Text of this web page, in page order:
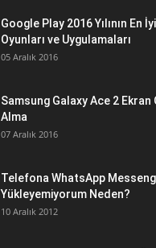
Google Play 2016 Yılının En
Oyunları ve Uygulamaları
05 Aralık 2016
Samsung Galaxy Ace 2
Alma
07 Aralık 2016
Telefona WhatsApp
Yükleyemiyorum Neden?
10 Aralık 2012